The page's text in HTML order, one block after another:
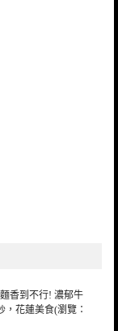
香到不行! 濃郁牛
花蓮美食(瀏覽：